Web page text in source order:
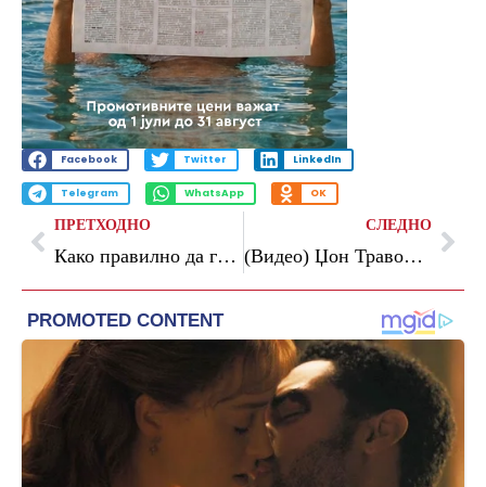
Facebook Twitter LinkedIn
Telegram WhatsApp OK
ПРЕТХОДНО
Како правилно да ги перете патиките во машина без да ги оштетите
СЛЕДНО
(Видео) Џон Траволта решил малку да се „дотера“: Сите го гледаат неговото ново лице